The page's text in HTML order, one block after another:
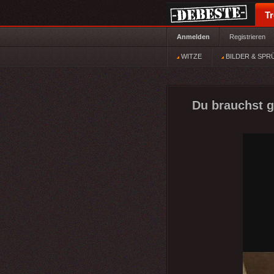
Anmelden Registrieren
WITZE BILDER &
Du brauchst